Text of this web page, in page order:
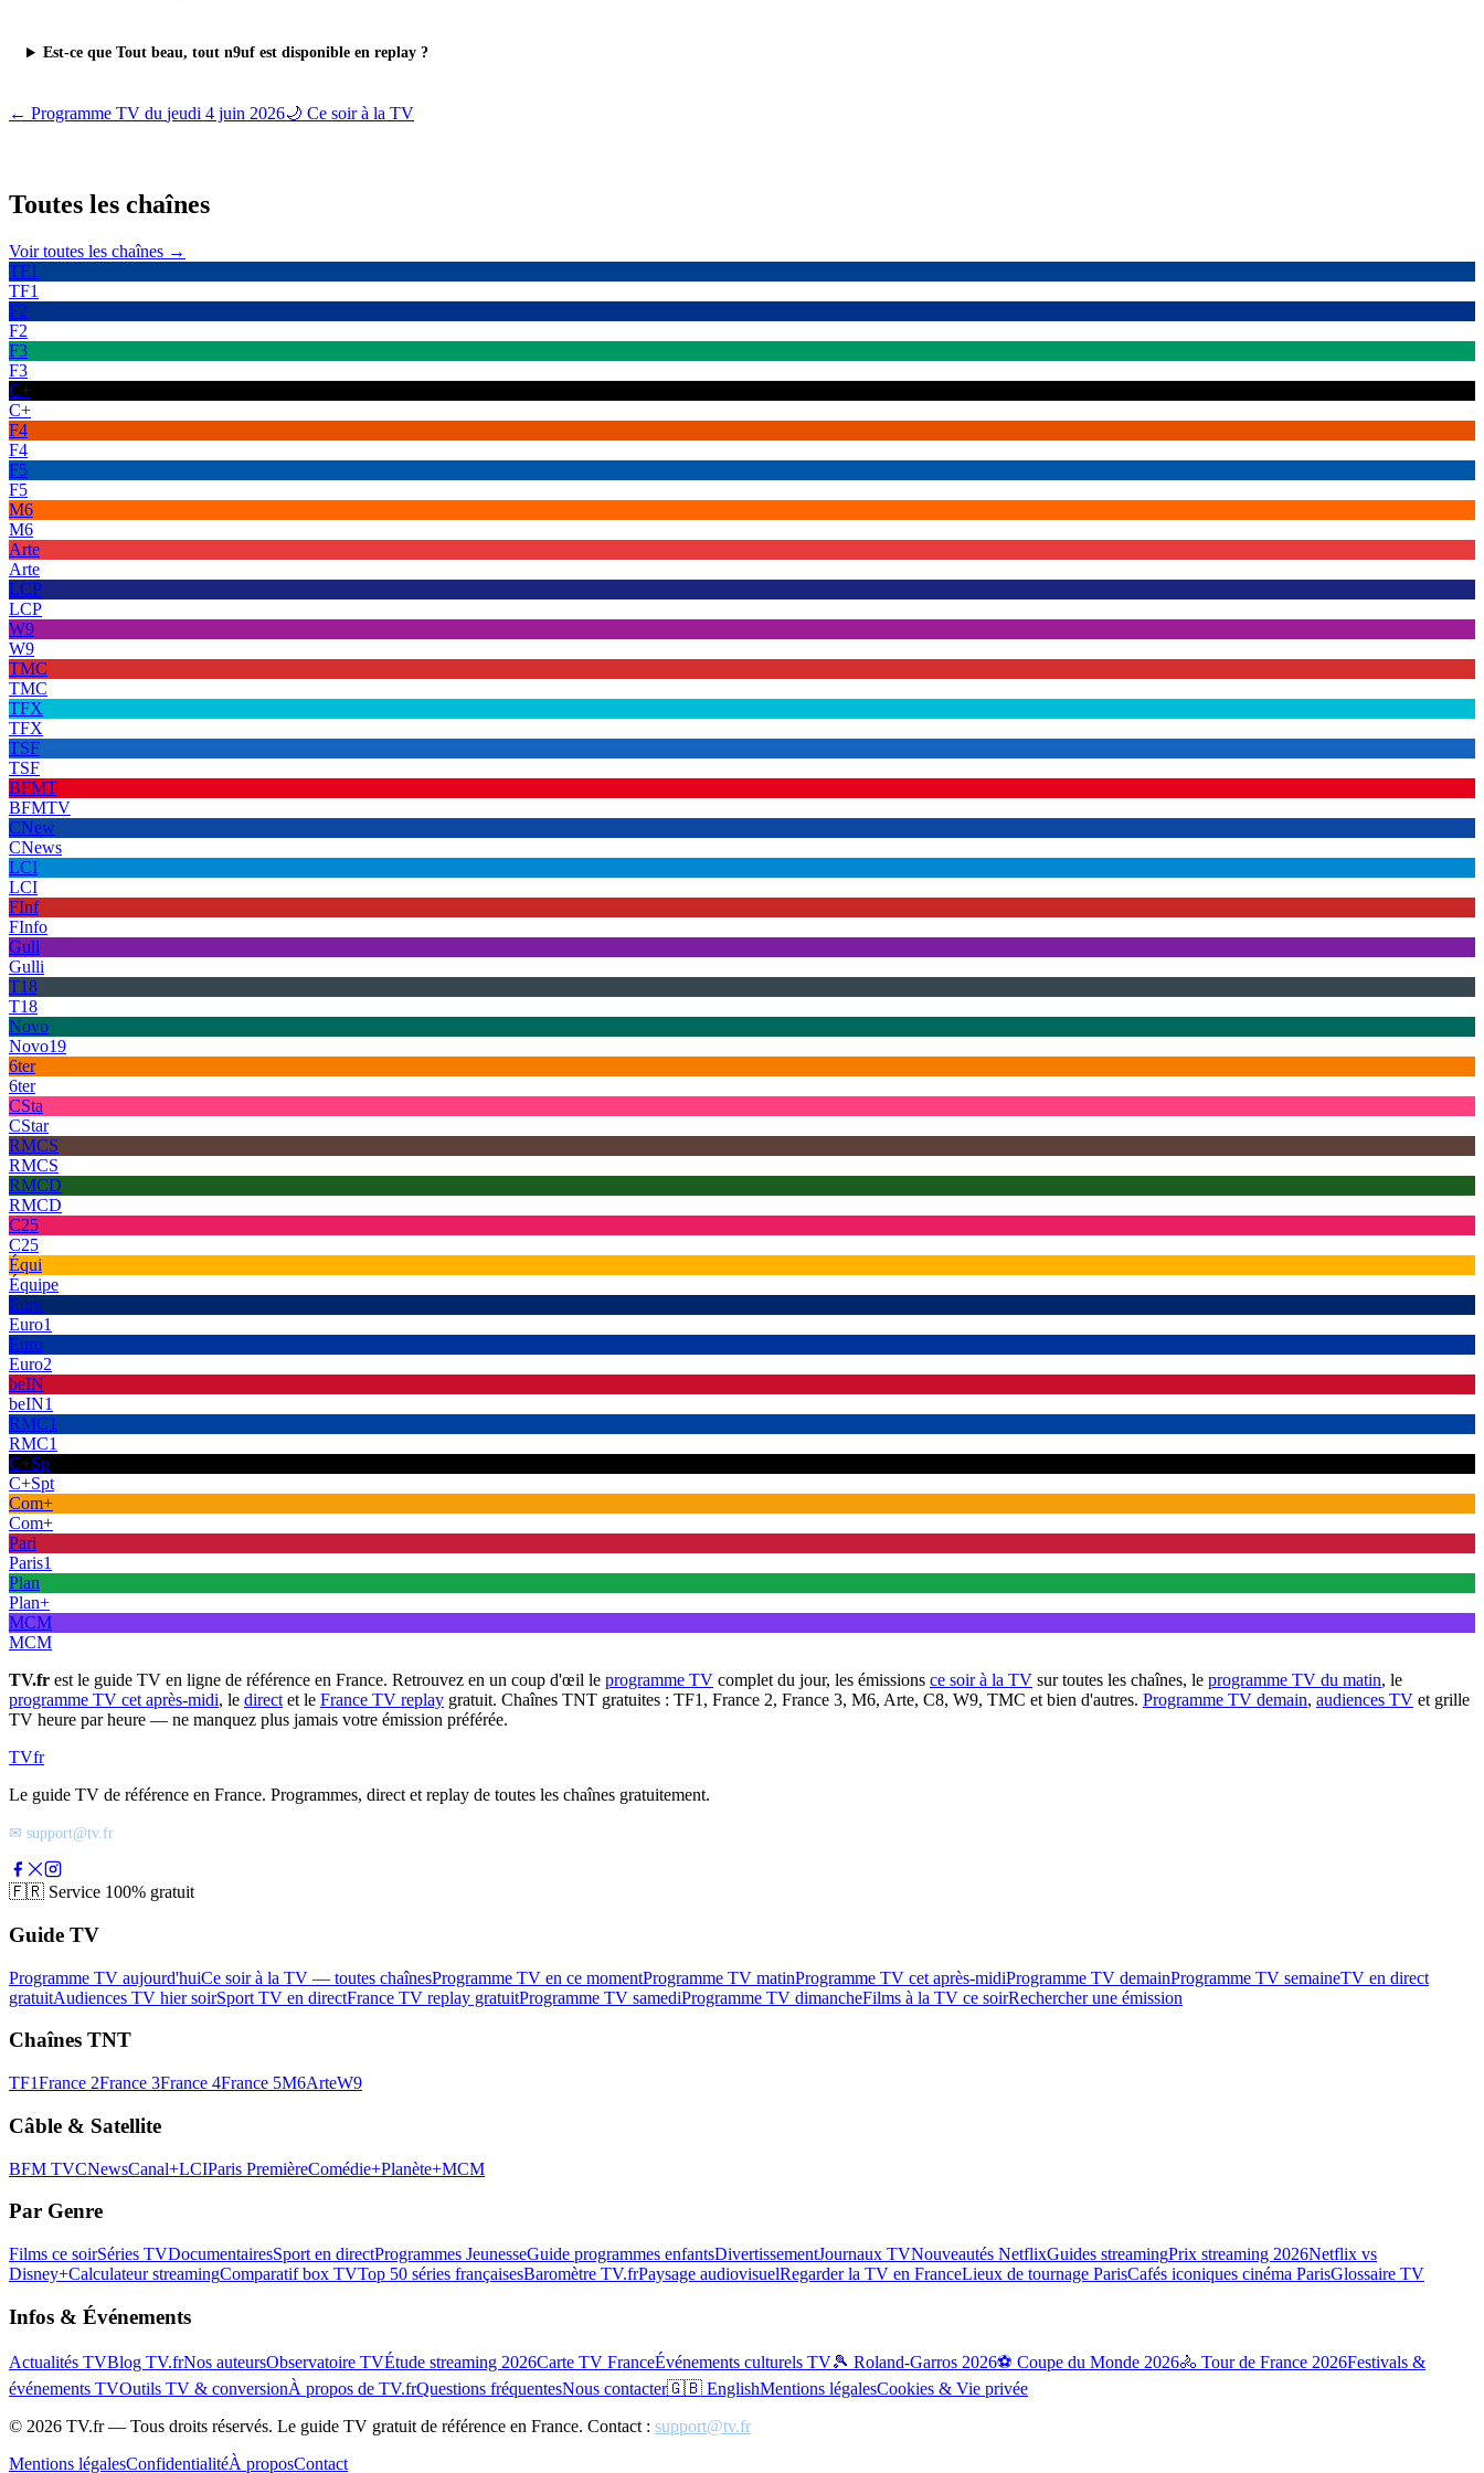
Est-ce que Tout beau, tout n9uf est disponible en replay ?
← Programme TV du jeudi 4 juin 2026🌙 Ce soir à la TV
Toutes les chaînes
Voir toutes les chaînes →
TF1
TF1
F2
F2
F3
F3
C+
C+
F4
F4
F5
F5
M6
M6
Arte
Arte
LCP
LCP
W9
W9
TMC
TMC
TFX
TFX
TSF
TSF
BFMT
BFMTV
CNew
CNews
LCI
LCI
FInf
FInfo
Gull
Gulli
T18
T18
Novo
Novo19
6ter
6ter
CSta
CStar
RMCS
RMCS
RMCD
RMCD
C25
C25
Équi
Équipe
Euro
Euro1
Euro
Euro2
beIN
beIN1
RMC1
RMC1
C+Sp
C+Spt
Com+
Com+
Pari
Paris1
Plan
Plan+
MCM
MCM
TV.fr est le guide TV en ligne de référence en France. Retrouvez en un coup d'œil le programme TV complet du jour, les émissions ce soir à la TV sur toutes les chaînes, le programme TV du matin, le
programme TV cet après-midi, le direct et le France TV replay gratuit. Chaînes TNT gratuites : TF1, France 2, France 3, M6, Arte, C8, W9, TMC et bien d'autres. Programme TV demain, audiences TV et grille
TV heure par heure — ne manquez plus jamais votre émission préférée.
TVfr
Le guide TV de référence en France. Programmes, direct et replay de toutes les chaînes gratuitement.
✉ support@tv.fr
🇫🇷 Service 100% gratuit
Guide TV
Programme TV aujourd'huiCe soir à la TV — toutes chaînesProgramme TV en ce momentProgramme TV matinProgramme TV cet après-midiProgramme TV demainProgramme TV semaineTV en direct
gratuitAudiences TV hier soirSport TV en directFrance TV replay gratuitProgramme TV samediProgramme TV dimancheFilms à la TV ce soirRechercher une émission
Chaînes TNT
TF1France 2France 3France 4France 5M6ArteW9
Câble & Satellite
BFM TVCNewsCanal+LCIParis PremièreComédie+Planète+MCM
Par Genre
Films ce soirSéries TVDocumentairesSport en directProgrammes JeunesseGuide programmes enfantsDivertissementJournaux TVNouveautés NetflixGuides streamingPrix streaming 2026Netflix vs
Disney+Calculateur streamingComparatif box TVTop 50 séries françaisesBaromètre TV.frPaysage audiovisuelRegarder la TV en FranceLieux de tournage ParisCafés iconiques cinéma ParisGlossaire TV
Infos & Événements
Actualités TVBlog TV.frNos auteursObservatoire TVÉtude streaming 2026Carte TV FranceÉvénements culturels TV🎾 Roland-Garros 2026⚽ Coupe du Monde 2026🚴 Tour de France 2026Festivals &
événements TVOutils TV & conversionÀ propos de TV.frQuestions fréquentesNous contacter🇬🇧 EnglishMentions légalesCookies & Vie privée
© 2026 TV.fr — Tous droits réservés. Le guide TV gratuit de référence en France. Contact : support@tv.fr
Mentions légalesConfidentialitéÀ proposContact